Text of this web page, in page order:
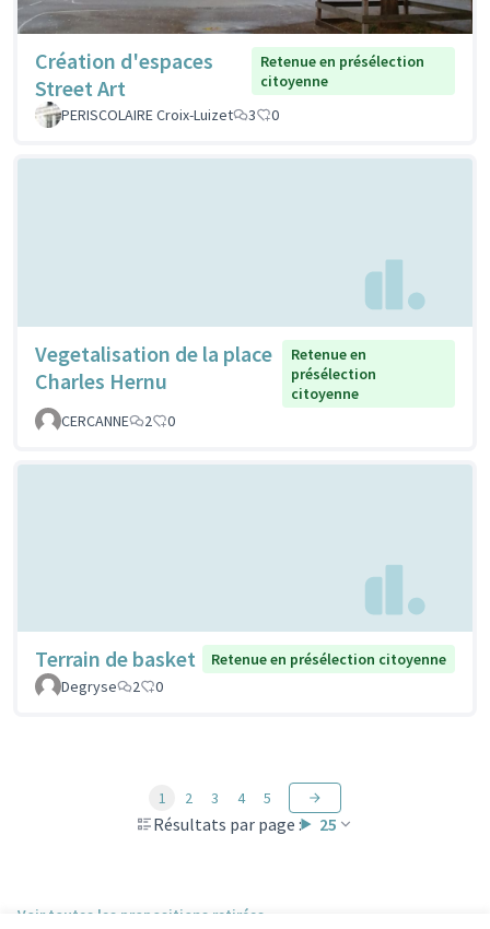
Création d'espaces
Street Art
Retenue en présélection
citoyenne
PERISCOLAIRE Croix-Luizet
3 0
Vegetalisation de la place
Charles Hernu
Retenue en
présélection
citoyenne
CERCANNE
2 0
Terrain de basket
Retenue en présélection citoyenne
Degryse
2 0
Résultats par page : 25
1 2 3 4 5
Voir toutes les propositions retirées